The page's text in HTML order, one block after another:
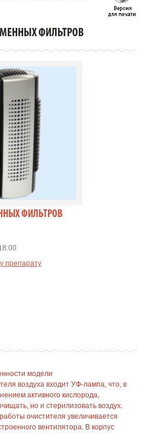
ФИЛЬТРОВ
ФИЛЬТРОВ
препарату
модели
воздуха входит УФ-лампа, что, в
активного кислорода,
но и стерилизовать воздух.
очистителя увеличивается
вентилятора. В корпус